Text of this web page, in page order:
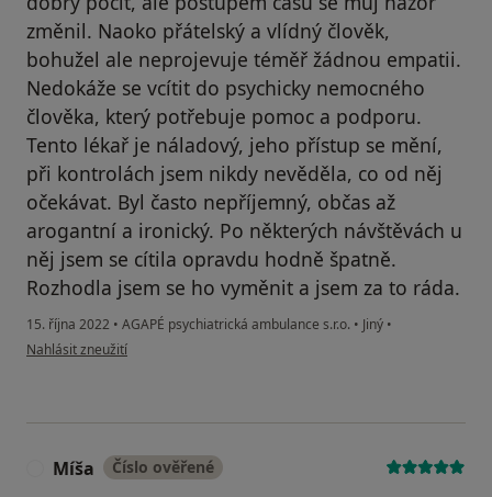
změnil. Naoko přátelský a vlídný člověk,
bohužel ale neprojevuje téměř žádnou empatii.
Nedokáže se vcítit do psychicky nemocného
člověka, který potřebuje pomoc a podporu.
Tento lékař je náladový, jeho přístup se mění,
při kontrolách jsem nikdy nevěděla, co od něj
očekávat. Byl často nepříjemný, občas až
arogantní a ironický. Po některých návštěvách u
něj jsem se cítila opravdu hodně špatně.
Rozhodla jsem se ho vyměnit a jsem za to ráda.
15. října 2022 • AGAPÉ psychiatrická ambulance s.r.o. • Jiný •
podle názoru uživatele Pacient
Nahlásit zneužití
Míša Číslo ověřené